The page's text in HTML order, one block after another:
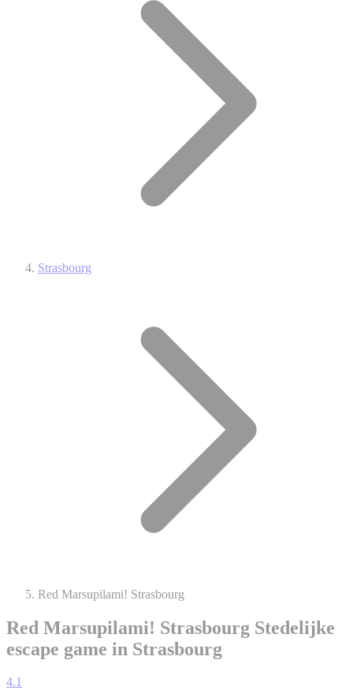
Strasbourg
Red Marsupilami! Strasbourg
Red Marsupilami! Strasbourg Stedelijke
escape game in Strasbourg
4.1